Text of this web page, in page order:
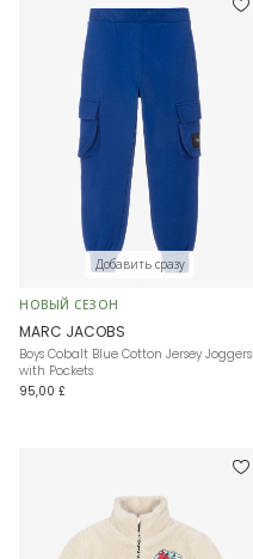
Добавить сразу
НОВЫЙ СЕЗОН
MARC JACOBS
Boys Cobalt Blue Cotton Jersey Joggers
with Pockets
95,00 £